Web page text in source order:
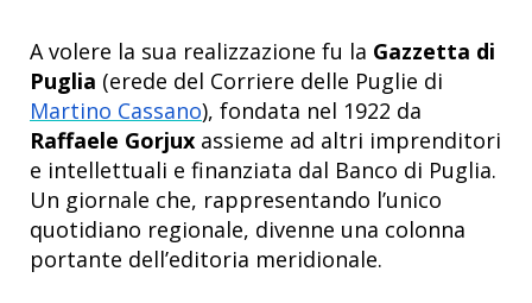
A volere la sua realizzazione fu la Gazzetta di
Puglia (erede del Corriere delle Puglie di
Martino Cassano), fondata nel 1922 da
Raffaele Gorjux assieme ad altri imprenditori
e intellettuali e finanziata dal Banco di Puglia.
Un giornale che, rappresentando l’unico
quotidiano regionale, divenne una colonna
portante dell’editoria meridionale.